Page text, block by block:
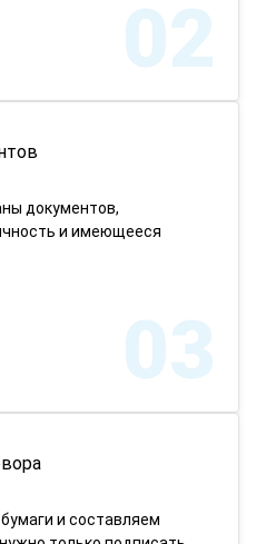
02
документов,
и имеющееся
03
и составляем